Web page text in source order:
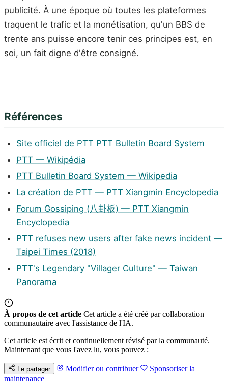
publicité. À une époque où toutes les plateformes
traquent le trafic et la monétisation, qu'un BBS de
trente ans puisse encore tenir ces principes est, en
soi, un fait digne d'être consigné.
Références
Site officiel de PTT PTT Bulletin Board System
PTT — Wikipédia
PTT Bulletin Board System — Wikipedia
La création de PTT — PTT Xiangmin Encyclopedia
Forum Gossiping (八卦板) — PTT Xiangmin
Encyclopedia
PTT refuses new users after fake news incident —
Taipei Times (2018)
PTT's Legendary "Villager Culture" — Taiwan
Panorama
À propos de cet article Cet article a été créé par collaboration
communautaire avec l'assistance de l'IA.
Cet article est écrit et continuellement révisé par la communauté.
Maintenant que vous l'avez lu, vous pouvez :
Le partager Modifier ou contribuer
Sponsoriser la
maintenance